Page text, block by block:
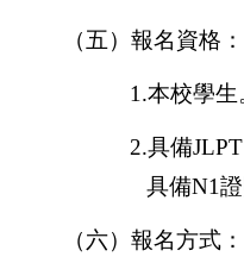
（五）報名資格：
1.本校學生
2.具備
具備N1
（六）報名方式：